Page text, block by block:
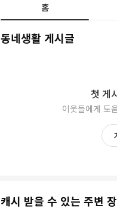
홈
동네생활 게시글
첫 게
이웃들에게 도
캐시 받을 수 있는 주변